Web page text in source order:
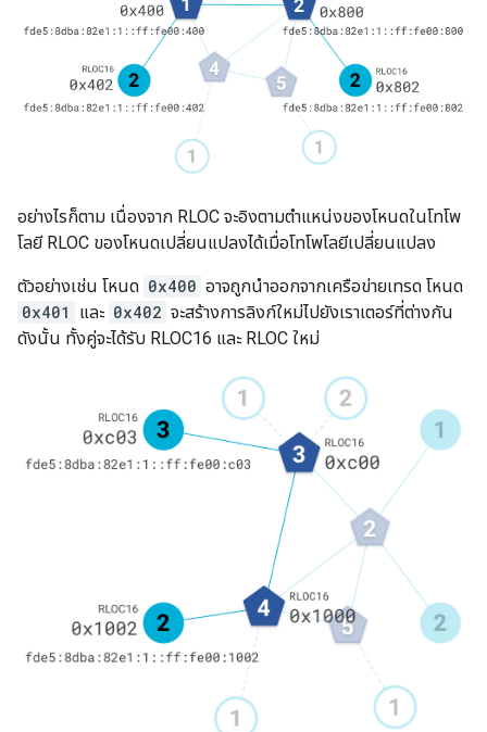
อย่างไรก็ตาม เนื่องจาก RLOC จะอิงตามตำแหน่งของโหนดในโทโพ
โลยี RLOC ของโหนดเปลี่ยนแปลงได้เมื่อโทโพโลยีเปลี่ยนแปลง
ตัวอย่างเช่น โหนด 0x400 อาจถูกนำออกจากเครือข่ายเทรด โหนด
0x401
และ 0x402 จะสร้างการลิงก์ใหม่ไปยังเราเตอร์ที่ต่างกัน
ดังนั้น ทั้งคู่จะได้รับ RLOC16 และ RLOC ใหม่